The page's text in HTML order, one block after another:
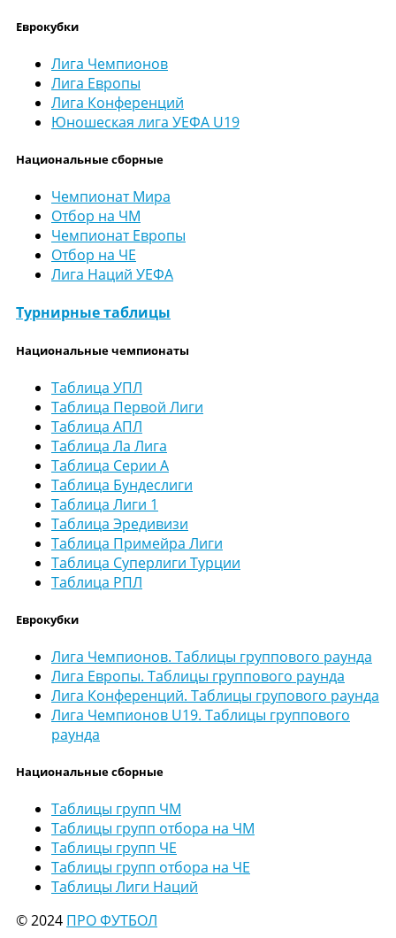
Еврокубки
Лига Чемпионов
Лига Европы
Лига Конференций
Юношеская лига УЕФА U19
Национальные сборные
Чемпионат Мира
Отбор на ЧМ
Чемпионат Европы
Отбор на ЧЕ
Лига Наций УЕФА
Турнирные таблицы
Национальные чемпионаты
Таблица УПЛ
Таблица Первой Лиги
Таблица АПЛ
Таблица Ла Лига
Таблица Серии А
Таблица Бундеслиги
Таблица Лиги 1
Таблица Эредивизи
Таблица Примейра Лиги
Таблица Суперлиги Турции
Таблица РПЛ
Еврокубки
Лига Чемпионов. Таблицы группового раунда
Лига Европы. Таблицы группового раунда
Лига Конференций. Таблицы групового раунда
Лига Чемпионов U19. Таблицы группового
раунда
Национальные сборные
Таблицы групп ЧМ
Таблицы групп отбора на ЧМ
Таблицы групп ЧЕ
Таблицы групп отбора на ЧЕ
Таблицы Лиги Наций
© 2024 ПРО ФУТБОЛ